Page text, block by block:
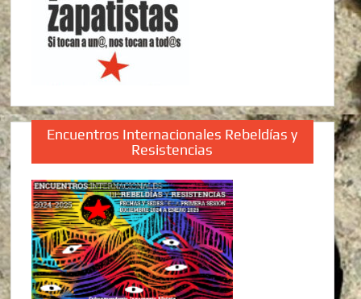
Encuentros Internacionales Rebeldías y
Resistencias